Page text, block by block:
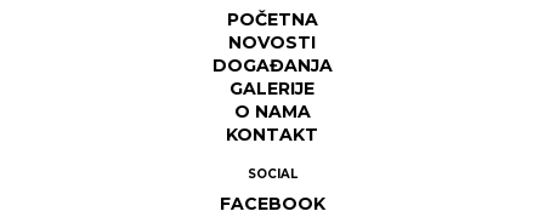
POČETNA
NOVOSTI
DOGAĐANJA
GALERIJE
O NAMA
KONTAKT
SOCIAL
FACEBOOK